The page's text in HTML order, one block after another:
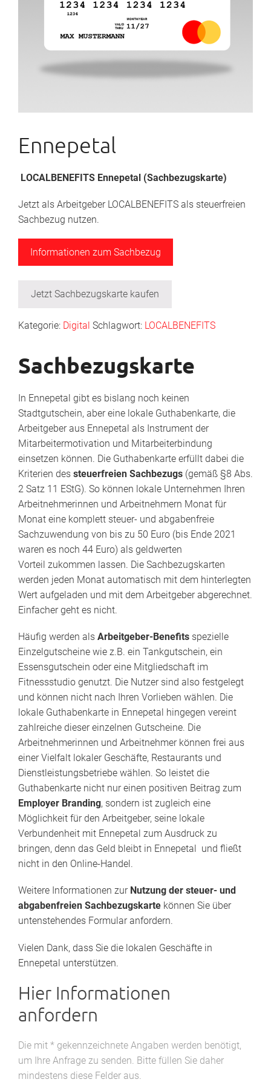
Ennepetal
LOCALBENEFITS Ennepetal (Sachbezugskarte)
Jetzt als Arbeitgeber LOCALBENEFITS als steuerfreien
Sachbezug nutzen.
Informationen zum Sachbezug
Jetzt Sachbezugskarte kaufen
Kategorie: Digital Schlagwort: LOCALBENEFITS
Sachbezugskarte
In Ennepetal gibt es bislang noch keinen
Stadtgutschein, aber eine lokale Guthabenkarte, die
Arbeitgeber aus Ennepetal als Instrument der
Mitarbeitermotivation und Mitarbeiterbindung
einsetzen können. Die Guthabenkarte erfüllt dabei die
Kriterien des steuerfreien Sachbezugs (gemäß §8 Abs.
2 Satz 11 EStG). So können lokale Unternehmen Ihren
Arbeitnehmerinnen und Arbeitnehmern Monat für
Monat eine komplett steuer- und abgabenfreie
Sachzuwendung von bis zu 50 Euro (bis Ende 2021
waren es noch 44 Euro) als geldwerten
Vorteil zukommen lassen. Die Sachbezugskarten
werden jeden Monat automatisch mit dem hinterlegten
Wert aufgeladen und mit dem Arbeitgeber abgerechnet.
Einfacher geht es nicht.
Häufig werden als Arbeitgeber-Benefits spezielle
Einzelgutscheine wie z.B. ein Tankgutschein, ein
Essensgutschein oder eine Mitgliedschaft im
Fitnessstudio genutzt. Die Nutzer sind also festgelegt
und können nicht nach Ihren Vorlieben wählen. Die
lokale Guthabenkarte in Ennepetal hingegen vereint
zahlreiche dieser einzelnen Gutscheine. Die
Arbeitnehmerinnen und Arbeitnehmer können frei aus
einer Vielfalt lokaler Geschäfte, Restaurants und
Dienstleistungsbetriebe wählen. So leistet die
Guthabenkarte nicht nur einen positiven Beitrag zum
Employer Branding, sondern ist zugleich eine
Möglichkeit für den Arbeitgeber, seine lokale
Verbundenheit mit Ennepetal zum Ausdruck zu
bringen, denn das Geld bleibt in Ennepetal und fließt
nicht in den Online-Handel.
Weitere Informationen zur Nutzung der steuer- und
abgabenfreien Sachbezugskarte können Sie über
untenstehendes Formular anfordern.
Vielen Dank, dass Sie die lokalen Geschäfte in
Ennepetal unterstützen.
Hier Informationen
anfordern
Die mit * gekennzeichnete Angaben werden benötigt,
um Ihre Anfrage zu senden. Bitte füllen Sie daher
mindestens diese Felder aus.